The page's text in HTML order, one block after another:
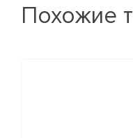
Похожие